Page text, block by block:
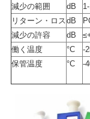
求
し
な
さ
減少の範囲
dB
リターン・ロスdB
減少の許容
dB
働く温度
°C
-
保管温度
°C -